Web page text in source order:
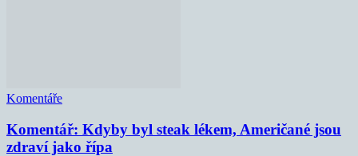
Komentáře
Komentář: Kdyby byl steak lékem, Američané jsou
zdraví jako řípa